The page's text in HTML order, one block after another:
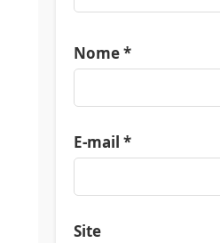
Nome*
E-mail *
Site